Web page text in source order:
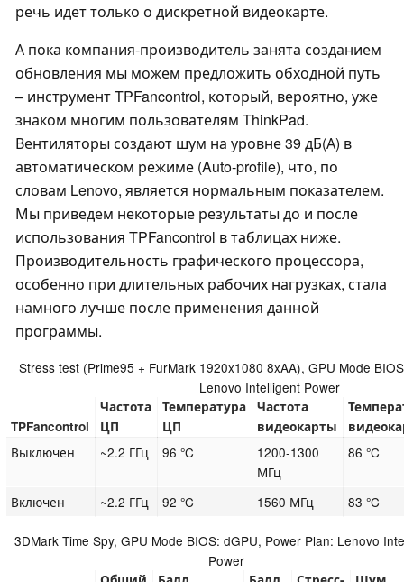
речь идет только о дискретной видеокарте.
А пока компания-производитель занята созданием
обновления мы можем предложить обходной путь
– инструмент TPFancontrol, который, вероятно, уже
знаком многим пользователям ThinkPad.
Вентиляторы создают шум на уровне 39 дБ(А) в
автоматическом режиме (Auto-profile), что, по
словам Lenovo, является нормальным показателем.
Мы приведем некоторые результаты до и после
использования TPFancontrol в таблицах ниже.
Производительность графического процессора,
особенно при длительных рабочих нагрузках, стала
намного лучше после применения данной
программы.
Stress test (Prime95 + FurMark 1920x1080 8xAA), GPU Mode
Lenovo Intelligent Power
TPFancontrol
Частота
ЦП
Температура
ЦП
Частота
видеокарты
Выключен ~2.2 ГГц 96 °C
1200-1300
МГц
86 °C
Включен ~2.2 ГГц 92 °C 1560 МГц 83 °C
3DMark Time Spy, GPU Mode BIOS: dGPU, Power Plan: Lenovo
Power